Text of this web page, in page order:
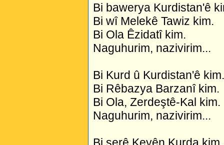
Bi bawerya Kurdistan'ê
Bi wî Melekê Tawiz kim.
Bi Ola Êzidatî kim.
Naguhurim, nazivirim...
Bi Kurd û Kurdistan'ê kim.
Bi Rêbazya Barzanî kim.
Bi Ola, Zerdeştê-Kal kim.
Naguhurim, nazivirim...
Bi serê Keyên Kurda kim.